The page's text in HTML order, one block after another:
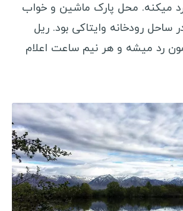
میکنه. محل پارک ماشین و خواب
ساحل رودخانه وایتاکی بود. ریل
رد میشه و هر نیم ساعت اعلام